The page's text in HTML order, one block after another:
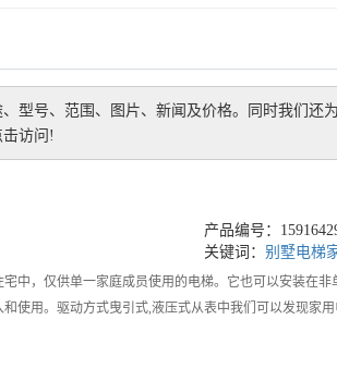
、型号、范围、图片、新闻及价格。同时我们还
访问!
产品编号：
关键词： 别墅电梯
中，仅供单一家庭成员使用的电梯。它也可以安装在
使用。驱动方式曳引式,液压式从表中我们可以发现家